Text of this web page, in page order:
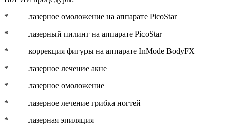
* лазерное омоложение на аппарате PicoStar
* лазерный пилинг на аппарате PicoStar
* коррекция фигуры на аппарате InMode BodyFX
* лазерное лечение акне
* лазерное омоложение
* лазерное лечение грибка ногтей
* лазерная эпиляция